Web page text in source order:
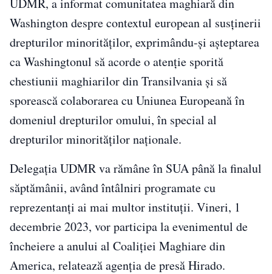
Washington despre contextul european al susținerii
drepturilor minorităților, exprimându-și așteptarea
ca Washingtonul să acorde o atenție sporită
chestiunii maghiarilor din Transilvania și să
sporească colaborarea cu Uniunea Europeană în
domeniul drepturilor omului, în special al
drepturilor minorităților naționale.
Delegația UDMR va rămâne în SUA până la finalul
săptămânii, având întâlniri programate cu
reprezentanți ai mai multor instituții. Vineri, 1
decembrie 2023, vor participa la evenimentul de
încheiere a anului al Coaliției Maghiare din
America, relatează agenția de presă Hirado.